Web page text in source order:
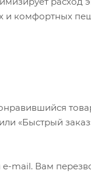
и комфортных
«Быстрый
mail. Вам